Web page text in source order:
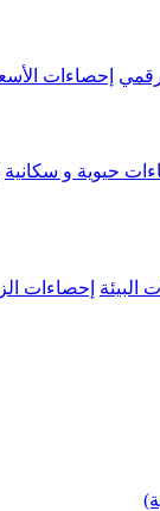
إحصاءات
حيوية و سكانية
البيئة إحصاءات